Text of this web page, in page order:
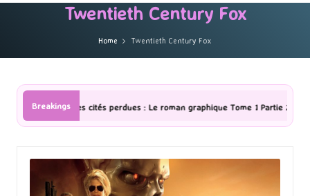
Twentieth Century Fox
Home Twentieth Century Fox
Breakings
roman graphique Tome 1 Partie 2 [Série TV] The Madison : J’ai